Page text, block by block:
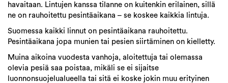
havaitaan. Lintujen kanssa tilanne on kuitenkin erilainen, sillä
ne on rauhoitettu pesintäaikana – se koskee kaikkia lintuja.
Suomessa kaikki linnut on pesintäaikana rauhoitettu.
Pesintäaikana jopa munien tai pesien siirtäminen on kielletty.
Muina aikoina vuodesta vanhoja, aloitettuja tai olemassa
olevia pesiä saa poistaa, mikäli se ei sijaitse
luonnonsuojelualueella tai sitä ei koske jokin muu erityinen